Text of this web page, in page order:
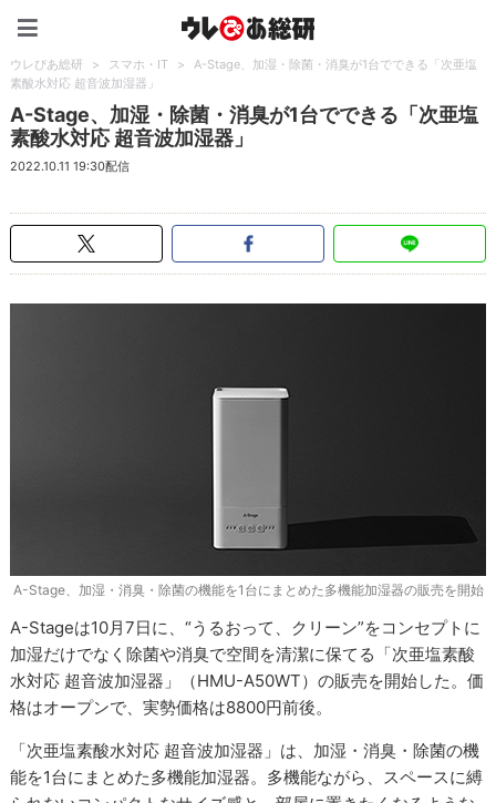
ウレぴあ総研 > スマホ・IT >
A-Stage、加湿・除菌・消臭が1台でできる「次亜塩
素酸水対応 超音波加湿器」
A-Stage、加湿・除菌・消臭が1台でできる「次亜塩
素酸水対応 超音波加湿器」
2022.10.11 19:30配信
A-Stage、加湿・消臭・除菌の機能を1台にまとめた多機能加湿器の販売を開始
A-Stageは10月7日に、“うるおって、クリーン”をコンセプトに
加湿だけでなく除菌や消臭で空間を清潔に保てる「次亜塩素酸
水対応 超音波加湿器」（HMU-A50WT）の販売を開始した。価
格はオープンで、実勢価格は8800円前後。
「次亜塩素酸水対応 超音波加湿器」は、加湿・消臭・除菌の機
能を1台にまとめた多機能加湿器。多機能ながら、スペースに縛